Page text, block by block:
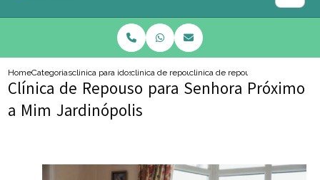
HomeCategoriasclinica para idososclinica de repouso de idosoclinica de repouso para senhora
Clínica de Repouso para Senhora Próximo
a Mim Jardinópolis